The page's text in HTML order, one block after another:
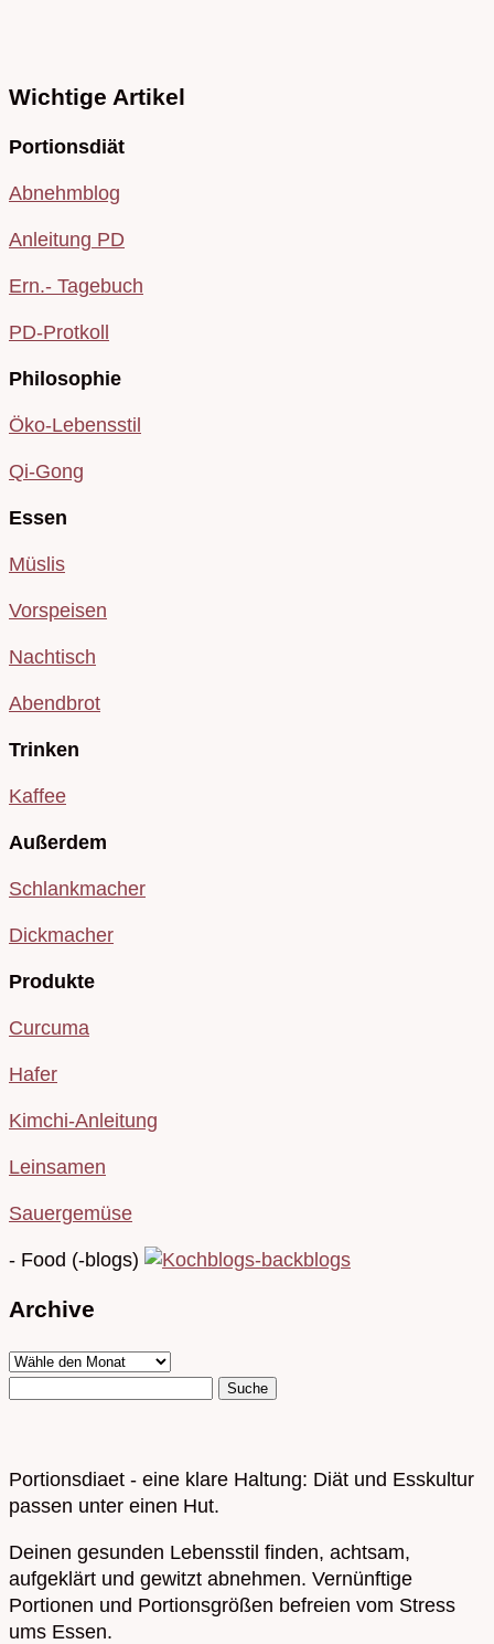
Wichtige Artikel
Portionsdiät
Abnehmblog
Anleitung PD
Ern.- Tagebuch
PD-Protkoll
Philosophie
Öko-Lebensstil
Qi-Gong
Essen
Müslis
Vorspeisen
Nachtisch
Abendbrot
Trinken
Kaffee
Außerdem
Schlankmacher
Dickmacher
Produkte
Curcuma
Hafer
Kimchi-Anleitung
Leinsamen
Sauergemüse
- Food (-blogs)
Archive
Portionsdiaet - eine klare Haltung: Diät und Esskultur
passen unter einen Hut.
Deinen gesunden Lebensstil finden, achtsam,
aufgeklärt und gewitzt abnehmen. Vernünftige
Portionen und Portionsgrößen befreien vom Stress
ums Essen.